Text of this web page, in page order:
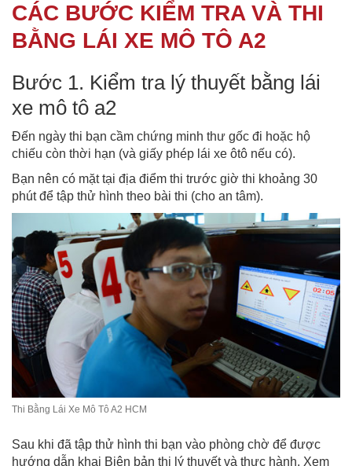
CÁC BƯỚC KIỂM TRA VÀ THI
BẰNG LÁI XE MÔ TÔ A2
Bước 1. Kiểm tra lý thuyết bằng lái
xe mô tô a2
Đến ngày thi bạn cầm chứng minh thư gốc đi hoặc hộ
chiếu còn thời hạn (và giấy phép lái xe ôtô nếu có).
Bạn nên có mặt tại địa điểm thi trước giờ thi khoảng 30
phút để tập thử hình theo bài thi (cho an tâm).
Thi Bằng Lái Xe Mô Tô A2 HCM
Sau khi đã tập thử hình thi bạn vào phòng chờ để được
hướng dẫn khai Biên bản thi lý thuyết và thực hành. Xem